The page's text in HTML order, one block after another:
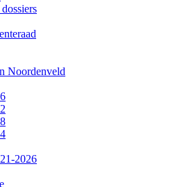
Noordenveld
2026